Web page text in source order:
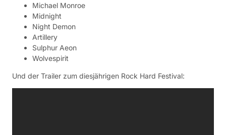
Michael Monroe
Midnight
Night Demon
Artillery
Sulphur Aeon
Wolvespirit
Und der Trailer zum diesjährigen Rock Hard Festival: